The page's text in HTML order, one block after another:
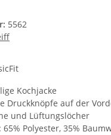
5562
Kochjacke
Druckknöpfe auf der
und Lüftungslöcher
Polyester, 35%